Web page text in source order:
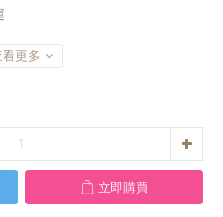
看更多
立即購買